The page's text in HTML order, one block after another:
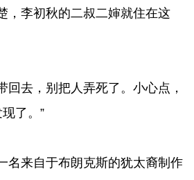
，李初秋的二叔二婶就住在这
去，别把人弄死了。小心点，
了。”
名来自于布朗克斯的犹太裔制作